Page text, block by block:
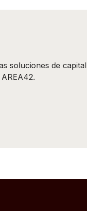
soluciones de capital